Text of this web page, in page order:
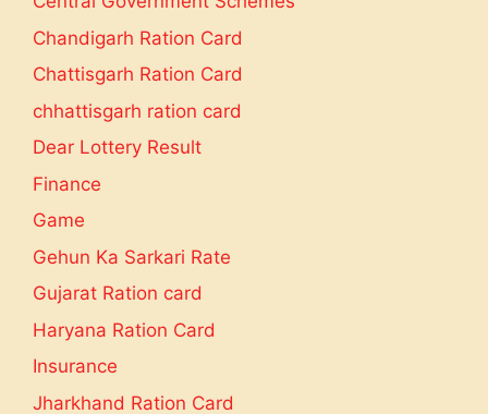
Chandigarh Ration Card
Chattisgarh Ration Card
chhattisgarh ration card
Dear Lottery Result
Finance
Game
Gehun Ka Sarkari Rate
Gujarat Ration card
Haryana Ration Card
Insurance
Jharkhand Ration Card